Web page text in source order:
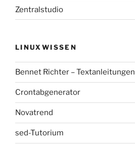
Zentralstudio
LINUXWISSEN
Bennet Richter – Textanleitungen
Crontabgenerator
Novatrend
sed-Tutorium